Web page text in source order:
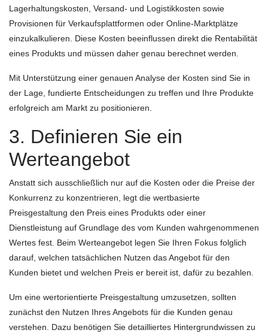
Lagerhaltungskosten, Versand- und Logistikkosten sowie
Provisionen für Verkaufsplattformen oder Online-Marktplätze
einzukalkulieren. Diese Kosten beeinflussen direkt die Rentabilität
eines Produkts und müssen daher genau berechnet werden.
Mit Unterstützung einer genauen Analyse der Kosten sind Sie in
der Lage, fundierte Entscheidungen zu treffen und Ihre Produkte
erfolgreich am Markt zu positionieren.
3. Definieren Sie ein
Werteangebot
Anstatt sich ausschließlich nur auf die Kosten oder die Preise der
Konkurrenz zu konzentrieren, legt die wertbasierte
Preisgestaltung den Preis eines Produkts oder einer
Dienstleistung auf Grundlage des vom Kunden wahrgenommenen
Wertes fest. Beim Werteangebot legen Sie Ihren Fokus folglich
darauf, welchen tatsächlichen Nutzen das Angebot für den
Kunden bietet und welchen Preis er bereit ist, dafür zu bezahlen.
Um eine wertorientierte Preisgestaltung umzusetzen, sollten
zunächst den Nutzen Ihres Angebots für die Kunden genau
verstehen. Dazu benötigen Sie detailliertes Hintergrundwissen zu